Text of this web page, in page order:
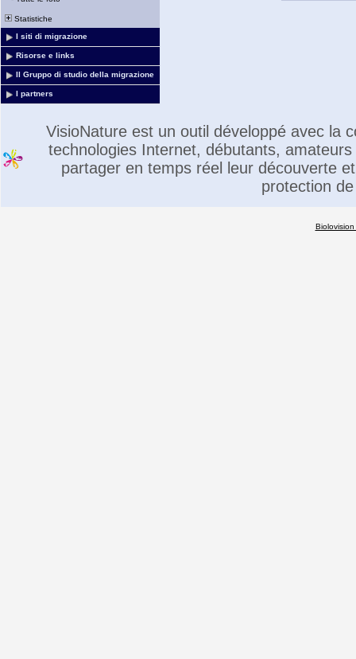
Statistiche
I siti di migrazione
Risorse e links
Il Gruppo di studio della migrazione
I partners
VisioNature est un outil développé avec la
technologies Internet, débutants,
partager en temps réel leur découverte
protection
Biolovision